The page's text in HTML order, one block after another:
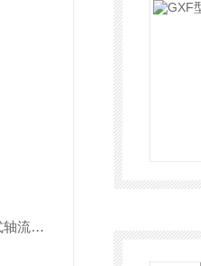
XBDZ（DFBZ）壁式轴流风机